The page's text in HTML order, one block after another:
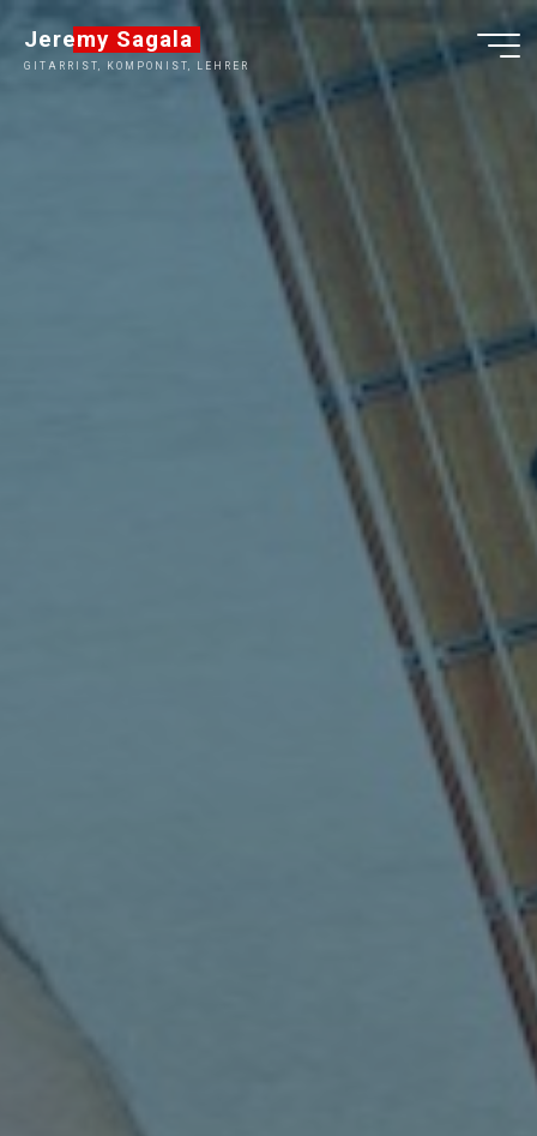
InhaltJeremy Sagala
GITARRIST, KOMPONIST, LEHRER